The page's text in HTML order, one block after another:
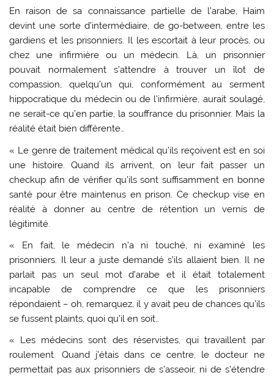
En raison de sa connaissance partielle de l’arabe, Haim
devint une sorte d’intermédiaire, de go-between, entre les
gardiens et les prisonniers. Il les escortait à leur procès, ou
chez une infirmière ou un médecin. Là, un prisonnier
pouvait normalement s’attendre à trouver un îlot de
compassion, quelqu’un qui, conformément au serment
hippocratique du médecin ou de l’infirmière, aurait soulagé,
ne serait-ce qu’en partie, la souffrance du prisonnier. Mais la
réalité était bien différente…
« Le genre de traitement médical qu’ils reçoivent est en soi
une histoire. Quand ils arrivent, on leur fait passer un
checkup afin de vérifier qu’ils sont suffisamment en bonne
santé pour être maintenus en prison. Ce checkup vise en
réalité à donner au centre de rétention un vernis de
légitimité.
« En fait, le médecin n’a ni touché, ni examiné les
prisonniers. Il leur a juste demandé s’ils allaient bien. Il ne
parlait pas un seul mot d’arabe et il était totalement
incapable de comprendre ce que les prisonniers
répondaient – oh, remarquez, il y avait peu de chances qu’ils
se fussent plaints, quoi qu’il en soit…
« Les médecins sont des réservistes, qui travaillent par
roulement. Quand j’étais dans ce centre, le docteur ne
permettait pas aux prisonniers de s’asseoir, ni de s’étendre